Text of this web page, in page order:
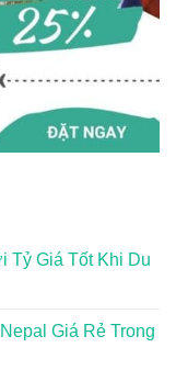
Tỷ Giá Tốt Khi Du
Giá Rẻ Trong